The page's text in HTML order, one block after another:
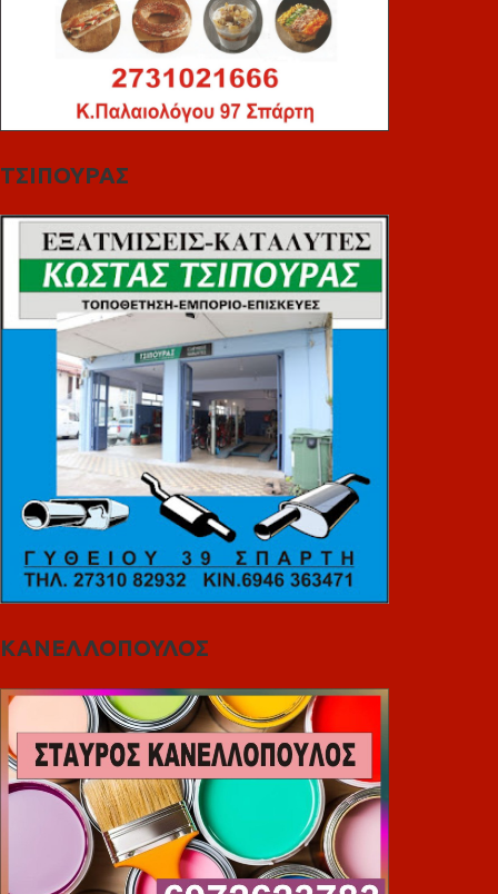
ΤΣΙΠΟΥΡΑΣ
ΚΑΝΕΛΛΟΠΟΥΛΟΣ